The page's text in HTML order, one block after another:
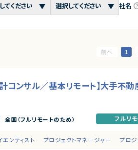
社名
1
ンサル／基本リモート】大手不
全国（フルリモートのため） フルリ
エンティスト プロジェクトマネージャー プロジ